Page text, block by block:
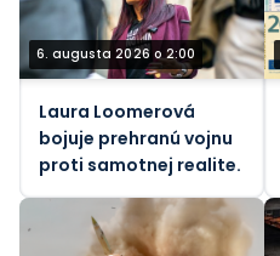
6. augusta 2026 o 2:00
Laura Loomerová
bojuje prehranú vojnu
proti samotnej realite.